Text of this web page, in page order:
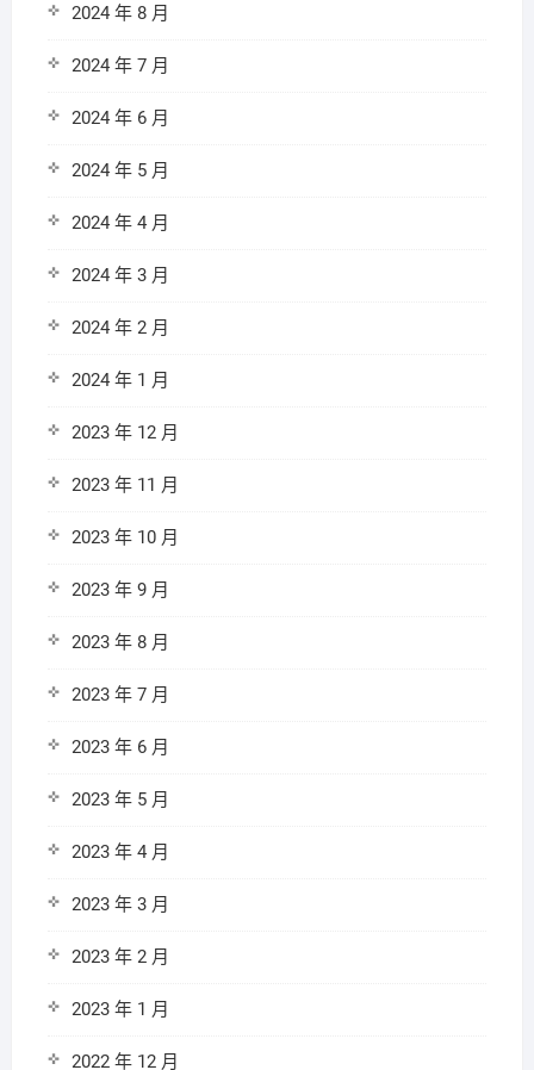
2024 年 8 月
2024 年 7 月
2024 年 6 月
2024 年 5 月
2024 年 4 月
2024 年 3 月
2024 年 2 月
2024 年 1 月
2023 年 12 月
2023 年 11 月
2023 年 10 月
2023 年 9 月
2023 年 8 月
2023 年 7 月
2023 年 6 月
2023 年 5 月
2023 年 4 月
2023 年 3 月
2023 年 2 月
2023 年 1 月
2022 年 12 月